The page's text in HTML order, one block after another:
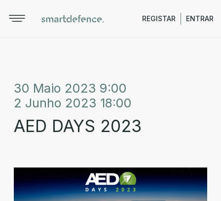
REGISTAR ENTRAR
30 Maio 2023 9:00
2 Junho 2023 18:00
AED DAYS 2023